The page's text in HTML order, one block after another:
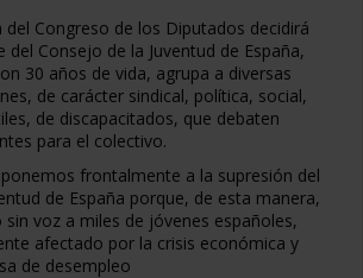
del Congreso de los Diputados decidirá
del Consejo de la Juventud de España,
30 años de vida, agrupa a diversas
de carácter sindical, política, social,
de discapacitados, que debaten
para el colectivo.
frontalmente a la supresión del
de España porque, de esta manera,
voz a miles de jóvenes españoles,
afectado por la crisis económica y
de desempleo